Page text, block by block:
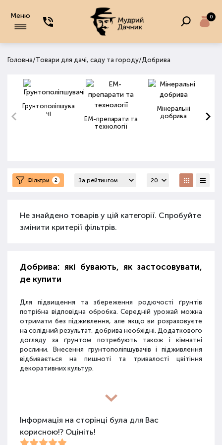
Меню 0
Головна/Товари для дачі, саду та городу/Добрива
Грунтополіпшува
чі
ЕМ-препарати та
технології
Мінеральні
добрива
Фільтри 2
Не знайдено товарів у цій категорії. Спробуйте
змінити критерії фільтрів.
Добрива: які бувають, як застосовувати,
де купити
Для підвищення та збереження родючості ґрунтів
потрібна відповідна обробка. Середній урожай можна
отримати без підживлення, але якщо ви розраховуєте
на солідний результат, добрива необхідні. Додаткового
догляду за ґрунтом потребують також і кімнатні
рослини. Внесення грунтополіпшувачів і підживлення
відбивається на пишноті та тривалості цвітіння
декоративних культур.
Різновиди засобів для покращення
Для покращення поживних якостей ґрунту
використовуються різні види засобів: мінеральні
Інформація на сторінці була для Вас
корисною!? Оцініть!